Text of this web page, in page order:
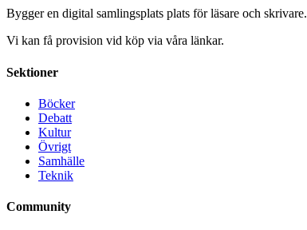
Bygger en digital samlingsplats plats för läsare och skrivare.
Vi kan få provision vid köp via våra länkar.
Sektioner
Böcker
Debatt
Kultur
Övrigt
Samhälle
Teknik
Community